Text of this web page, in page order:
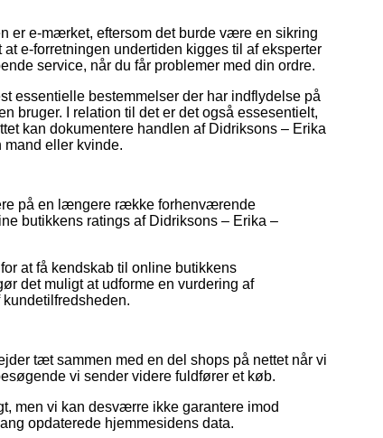
er e-mærket, eftersom det burde være en sikring
e-forretningen undertiden kigges til af eksperter
service, når du får problemer med din ordre.
essentielle bestemmelser der har indflydelse på
bruger. I relation til det er det også essesentielt,
kan dokumentere handlen af Didriksons – Erika
mand eller kvinde.
på en længere række forhenværende
butikkens ratings af Didriksons – Erika –
at få kendskab til online butikkens
det muligt at udforme en vurdering af
tæt sammen med en del shops på nettet når vi
vi sender videre fuldfører et køb.
men vi kan desværre ikke garantere imod
opdaterede hjemmesidens data.